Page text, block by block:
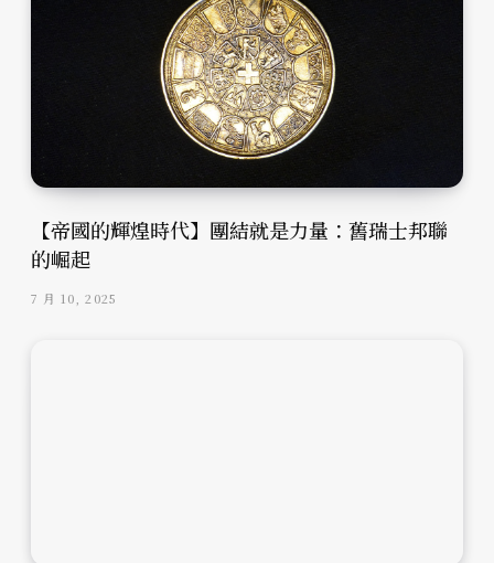
【帝國的輝煌時代】團結就是力量：舊瑞士邦聯
的崛起
7 月 10, 2025